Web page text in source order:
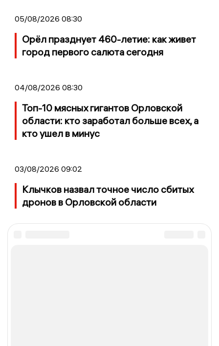
05/08/2026 08:30
Орёл празднует 460-летие: как живет
город первого салюта сегодня
04/08/2026 08:30
Топ-10 мясных гигантов Орловской
области: кто заработал больше всех, а
кто ушел в минус
03/08/2026 09:02
Клычков назвал точное число сбитых
дронов в Орловской области